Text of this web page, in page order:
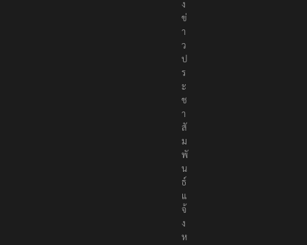
ม
ส่
ง
ข่
า
ว
ป
ร
ะ
ช
า
สั
ม
พั
น
ธ์
แ
จ้